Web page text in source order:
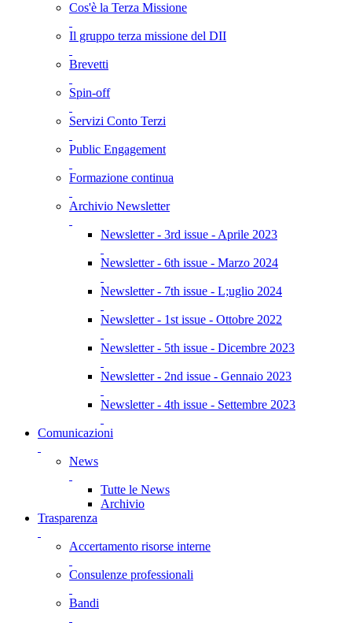
Cos'è la Terza Missione
Il gruppo terza missione del DII
Brevetti
Spin-off
Servizi Conto Terzi
Public Engagement
Formazione continua
Archivio Newsletter
Newsletter - 3rd issue - Aprile 2023
Newsletter - 6th issue - Marzo 2024
Newsletter - 7th issue - L;uglio 2024
Newsletter - 1st issue - Ottobre 2022
Newsletter - 5th issue - Dicembre 2023
Newsletter - 2nd issue - Gennaio 2023
Newsletter - 4th issue - Settembre 2023
Comunicazioni
News
Tutte le News
Archivio
Trasparenza
Accertamento risorse interne
Consulenze professionali
Bandi